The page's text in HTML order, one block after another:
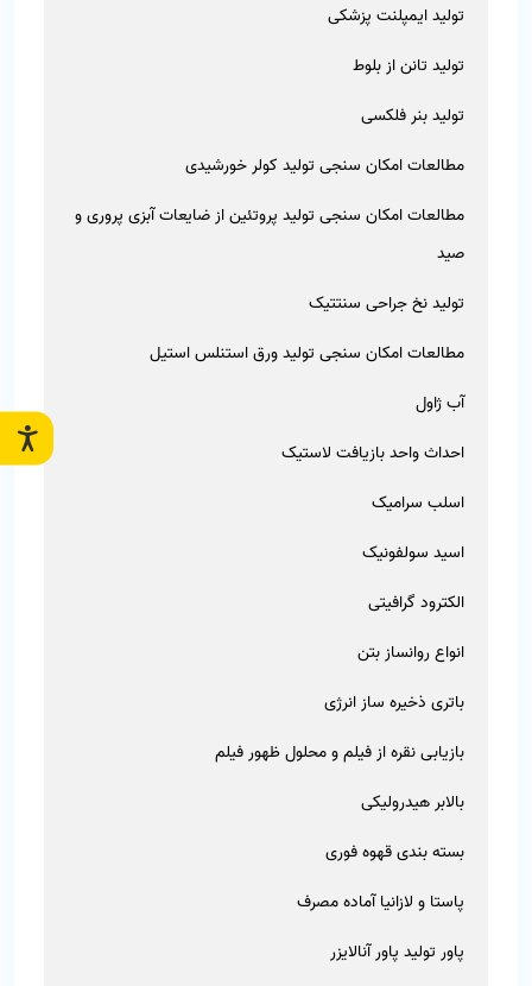
تولید ایمپلنت پزشکی
تولید تانن از بلوط
تولید بنر فلکسی
مطالعات امکان سنجی تولید کولر خورشیدی
مطالعات امکان سنجی تولید پروتئین از ضایعات آبزی پروری و
صید
تولید نخ جراحی سنتتیک
مطالعات امکان سنجی تولید ورق استنلس استیل
آب ژاول
احداث واحد بازیافت لاستیک
اسلب سرامیک
اسید سولفونیک
الکترود گرافیتی
انواع روانساز بتن
باتری ذخیره ساز انرژی
بازیابی نقره از فیلم و محلول ظهور فیلم
بالابر هیدرولیکی
بسته بندی قهوه فوری
پاستا و لازانیا آماده مصرف
پاور تولید پاور آنالایزر